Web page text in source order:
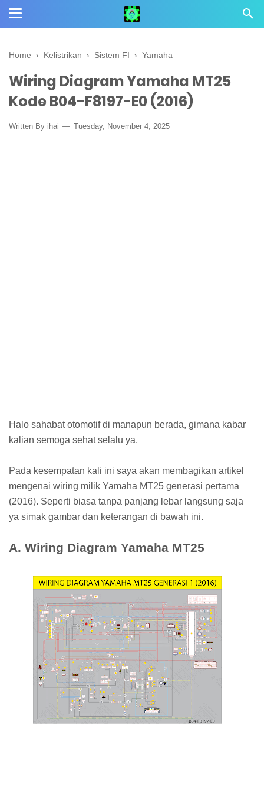
Home › Kelistrikan › Sistem FI › Yamaha
Wiring Diagram Yamaha MT25
Kode B04-F8197-E0 (2016)
Written By ihai Tuesday, November 4, 2025
Halo sahabat otomotif di manapun berada, gimana kabar
kalian semoga sehat selalu ya.
Pada kesempatan kali ini saya akan membagikan artikel
mengenai wiring milik Yamaha MT25 generasi pertama
(2016). Seperti biasa tanpa panjang lebar langsung saja
ya simak gambar dan keterangan di bawah ini.
A. Wiring Diagram Yamaha MT25